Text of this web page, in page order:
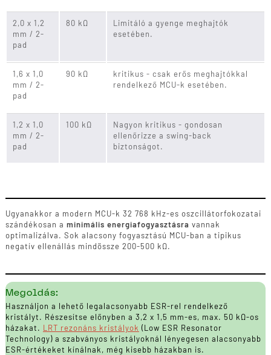
2,0 x 1,2
mm / 2-
pad
80 kΩ
Limitáló a gyenge meghajtók
esetében.
1,6 x 1,0
mm / 2-
pad
90 kΩ
kritikus - csak erős meghajtókkal
rendelkező MCU-k esetében.
1,2 x 1,0
mm / 2-
pad
100 kΩ
Nagyon kritikus - gondosan
ellenőrizze a swing-back
biztonságot.
Ugyanakkor a modern MCU-k 32 768 kHz-es oszcillátorfokozatai
szándékosan a minimális energiafogyasztásra vannak
optimalizálva. Sok alacsony fogyasztású MCU-ban a tipikus
negatív ellenállás mindössze 200-500 kΩ.
Megoldás:
Használjon a lehető legalacsonyabb ESR-rel rendelkező
kristályt. Részesítse előnyben a 3,2 x 1,5 mm-es, max. 50 kΩ-os
házakat. LRT rezonáns kristályok (Low ESR Resonator
Technology) a szabványos kristályoknál lényegesen alacsonyabb
ESR-értékeket kínálnak, még kisebb házakban is.